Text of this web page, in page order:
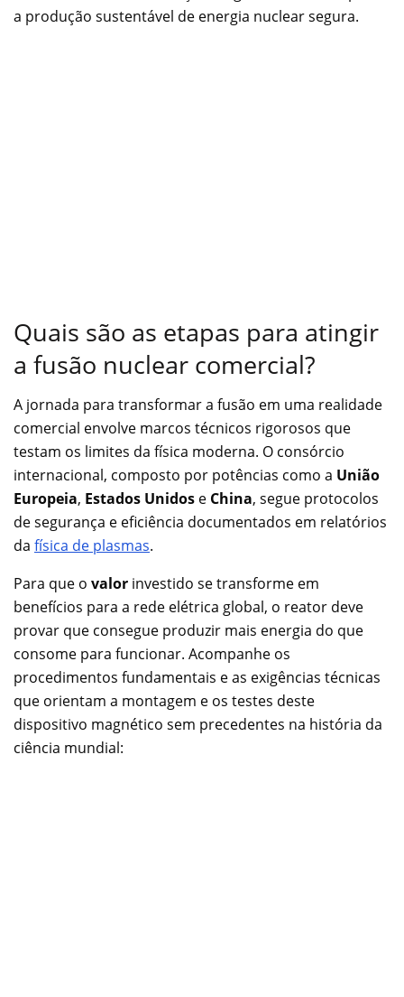
a produção sustentável de energia nuclear segura.
Quais são as etapas para atingir
a fusão nuclear comercial?
A jornada para transformar a fusão em uma realidade
comercial envolve marcos técnicos rigorosos que
testam os limites da física moderna. O consórcio
internacional, composto por potências como a União
Europeia, Estados Unidos e China, segue protocolos
de segurança e eficiência documentados em relatórios
da física de plasmas.
Para que o valor investido se transforme em
benefícios para a rede elétrica global, o reator deve
provar que consegue produzir mais energia do que
consome para funcionar. Acompanhe os
procedimentos fundamentais e as exigências técnicas
que orientam a montagem e os testes deste
dispositivo magnético sem precedentes na história da
ciência mundial: